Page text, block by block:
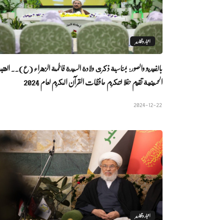
اخبار وتقارير
بالفيديو والصور: بمناسبة ذكرى ولادة السيدة فاطمة الزهراء (ع)..
الحسينية تقيم حفلا لتكريم حافظات القرآن الكريم لعام 2024
اخبار وتقارير